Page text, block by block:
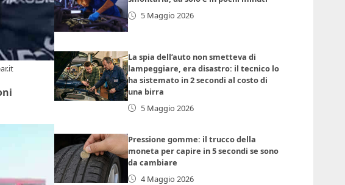
5 Maggio 2026
La spia dell’auto non smetteva di
lampeggiare, era disastro: il tecnico lo
ha sistemato in 2 secondi al costo di
una birra
5 Maggio 2026
Pressione gomme: il trucco della
moneta per capire in 5 secondi se sono
da cambiare
4 Maggio 2026